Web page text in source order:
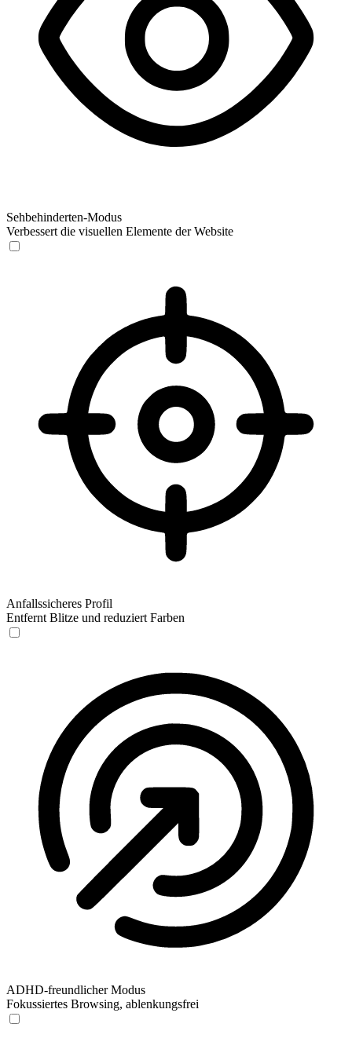
Sehbehinderten-Modus
Verbessert die visuellen Elemente der Website
Anfallssicheres Profil
Entfernt Blitze und reduziert Farben
ADHD-freundlicher Modus
Fokussiertes Browsing, ablenkungsfrei